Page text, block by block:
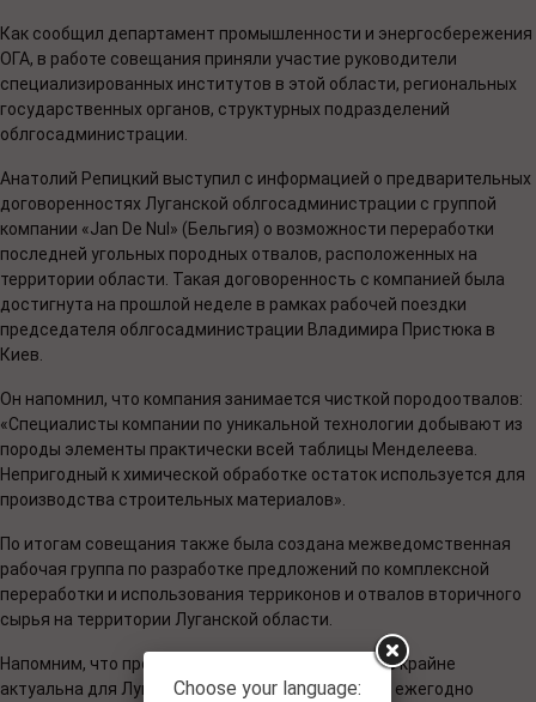
Как сообщил департамент промышленности и энергосбережения
ОГА, в работе совещания приняли участие руководители
специализированных институтов в этой области, региональных
государственных органов, структурных подразделений
облгосадминистрации.
Анатолий Репицкий выступил с информацией о предварительных
договоренностях Луганской облгосадминистрации с группой
компании «Jan De Nul» (Бельгия) о возможности переработки
последней угольных породных отвалов, расположенных на
территории области. Такая договоренность с компанией была
достигнута на прошлой неделе в рамках рабочей поездки
председателя облгосадминистрации Владимира Пристюка в
Киев.
Он напомнил, что компания занимается чисткой породоотвалов:
«Специалисты компании по уникальной технологии добывают из
породы элементы практически всей таблицы Менделеева.
Непригодный к химической обработке остаток используется для
производства строительных материалов».
По итогам совещания также была создана межведомственная
рабочая группа по разработке предложений по комплексной
переработки и использования терриконов и отвалов вторичного
сырья на территории Луганской области.
Напомним, что проблема утилизации терриконов крайне
актуальна для Луганской области, так как здесь ежегодно
Choose your language: